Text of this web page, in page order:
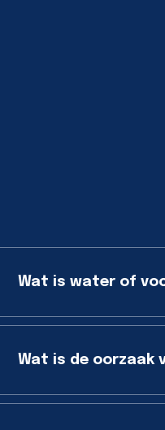
Wat is water of
Wat is de oorzaak